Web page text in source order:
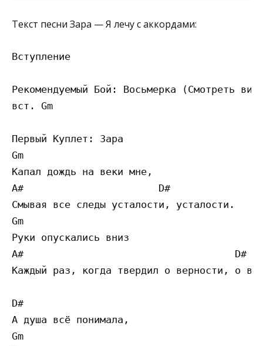
Текст песни Зара — Я лечу с аккордами:
Вступление
Рекомендуемый Бой: Восьмерка (Смотреть
вст. Gm
Первый Куплет: Зара
Gm
Капал дождь на веки мне,
A#                       D#
Смывая все следы усталости, усталости.
Gm
Руки опускались вниз
A#                                    D#
Каждый раз, когда твердил о верности, о
D#
А душа всё понимала,
Gm